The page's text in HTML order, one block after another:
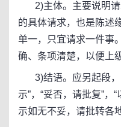
2)主体。主要说明请
的具体请求，也是陈述
单一，只宜请求一件事
确、条项清楚，以便上
3)结语。应另起段，
示”，“妥否，请批复”，
示如无不妥，请批转各